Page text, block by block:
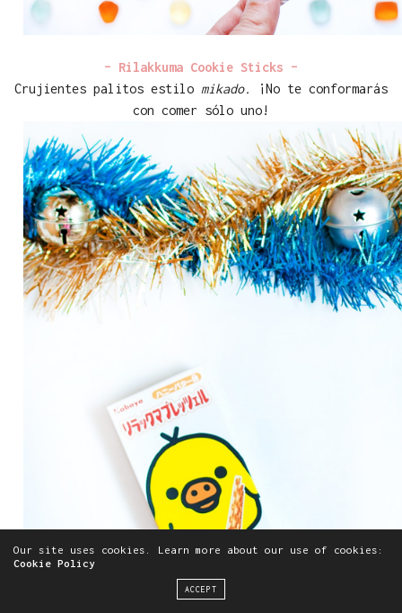
– Rilakkuma Cookie Sticks –
Crujientes palitos estilo mikado.
¡No te conformarás
con comer sólo uno!
Our site uses cookies. Learn more about our use of cookies:
Cookie Policy
ACCEPT